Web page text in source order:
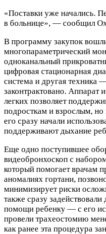
«Поставки уже начались.
в больнице», — сообщил
В программу закупок
многопараметрический
одноканальный
цифровая стационарная
система и другая техника
законтрактовано. Аппарат
легких позволяет
подросткам и взрослым,
его сразу начали
поддерживают дыхание
Еще одно поступившее
видеобронхоскоп с
который помогает врачам
аномалиях гортани,
минимизирует риски
также сразу
помощи ребенку — с его
провели трахеостомию
как ранее эта процедура